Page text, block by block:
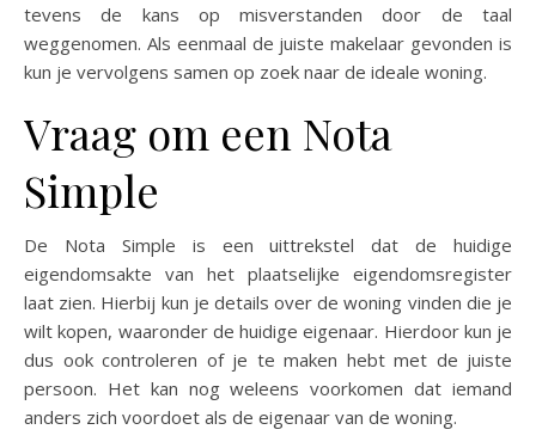
tevens de kans op misverstanden door de taal
weggenomen. Als eenmaal de juiste makelaar gevonden is
kun je vervolgens samen op zoek naar de ideale woning.
Vraag om een Nota
Simple
De Nota Simple is een uittrekstel dat de huidige
eigendomsakte van het plaatselijke eigendomsregister
laat zien. Hierbij kun je details over de woning vinden die je
wilt kopen, waaronder de huidige eigenaar. Hierdoor kun je
dus ook controleren of je te maken hebt met de juiste
persoon. Het kan nog weleens voorkomen dat iemand
anders zich voordoet als de eigenaar van de woning.